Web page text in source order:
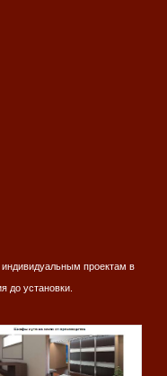
индивидуальным проектам в
до установки.